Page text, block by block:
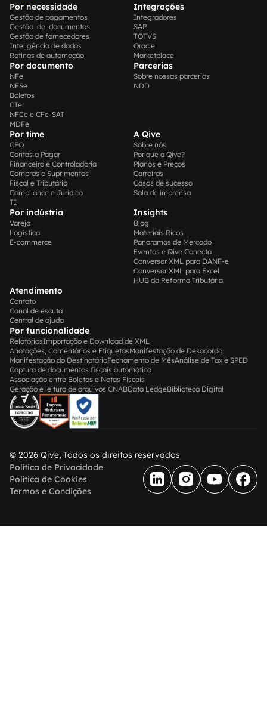
Por necessidade
Gestão de pagamentos
Gestão de documentos
Gestão de fornecedores
Inteligência de dados
Rotinas de automação
Integrações
Integradores
SAP
TOTVS
Oracle
Marketplace
Por documento
NFe
NFSe
Boletos
CTe
NFCe e CFe-SAT
MDFe
Parcerias
Sobre nossas parcerias
NDD
Por time
CFO
Contas a Pagar
Financeiro e Controladoria
Compras e Suprimentos
Fiscal e Tributário
Compliance e Jurídico
TI
A Qive
Sobre nós
Por que a Qive?
Planos e Preços
Carreiras
Casos de sucesso
Sala de imprensa
Por indústria
Varejo
Logística
E-commerce
Insights
Blog
Materiais Ricos
Panoramas de Mercado
Eventos e Qive Conecta
Conversor XML para DANF-e
Conversor XML para Excel
HUB da Reforma Tributária
Atendimento
Contato
Canal de escuta
Central de ajuda
Por funcionalidade
RelatóriosImportação e Download de XML
Anotações, Comentários e EtiquetasManifestação de Desacordo
Manifestação do DestinatárioFechamento de MêsAnálise de Tax e SPED
Captura de documentos fiscais automática
Associação entre Boletos e Notas Fiscais
Geração e leitura de arquivos CNABData LedgeBiblioteca Digital
© 2026 Qive, Todos os direitos reservados
Política de Privacidade
Política de Cookies
Termos e Condições